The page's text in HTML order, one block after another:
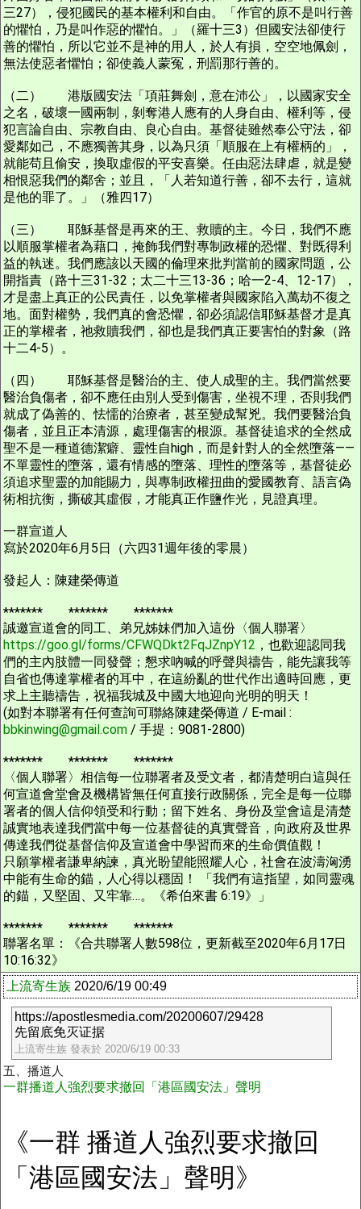
三27），侵犯國民的基本權利和自由。「作官的原不是叫行善
的懼怕，乃是叫作惡的懼怕。」（羅十三3）但國安法卻使行
善的懼怕，所以它並不是神的用人，於人有損，空空地佩劍，
無法使惡者懼怕；卻使義人蒙冤，刑罰那行善的。
（二） 港版國安法「項莊舞劍，意在沛公」，以國家安全
之名，破壞一國兩制，剝奪港人應有的人身自由、權利等，侵
犯言論自由、宗教自由、良心自由。基督徒雖然奉公守法，卻
愛鄰如己，不應獨善其身，以為只須「順服在上有權柄的」，
就能苟且偷安，換取虛假的平安喜樂。任由惡法肆虐，就是變
相恨惡我們的鄰舍；並且，「人若知道行善，卻不去行，這就
是他的罪了。」（雅四17）
（三） 耶穌基督是再來的王、救贖的主。今日，我們不應
以順服掌權者為藉口，掩飾我們對專制政權的恐懼、對既得利
益的執迷。我們應該以天國的倫理來批判當前的國家問題，公
開指責（路十三31-32；太二十三13-36；哈一2-4、12-17），
才是盡上真正的公民責任，以免掌權者與國家陷入萬劫不復之
地。面對權勢，我們真的會恐懼，卻必須認信耶穌基督才是真
正的掌權者，祂救贖我們，卻也是我們真正要害怕的對象（路
十二4-5）。
（四） 耶穌基督是醫治的主、使人成聖的主。我們當然要
醫治負傷者，卻不應任由別人受到傷害，坐視不理，否則我們
就成了偽善的、怯懦的治療者，甚至變成幫兇。我們要醫治負
傷者，並且正本清源，處理傷害的根源。基督徒追求的全然成
聖不是一種道德潔癖、靈性自high，而是針對人的全然墮落——
不單靈性的墮落，還有情感的墮落、理性的墮落等，基督徒必
須追求聖靈的加能賜力，與專制政權扭曲的愛國教育、語言偽
術相抗衡，撕破其虛假，才能真正作鹽作光，見證真理。
一群宣道人
寫於2020年6月5日（六四31週年後的零晨）
發起人：陳建榮傳道
******* ******* *******
誠邀宣道會的同工、弟兄姊妹們加入這份〈個人聯署〉
https://goo.gl/forms/CFWQDkt2FqJZnpY12 ，也歡迎認同我
們的主內肢體一同發聲；懇求吶喊的呼聲與禱告，能先讓我等
自省也傳達掌權者的耳中，在這紛亂的世代作出適時回應，更
求上主聽禱告，祝福我城及中國大地迎向光明的明天！
(如對本聯署有任何查詢可聯絡陳建榮傳道 / E-mail :
bbkinwing@gmail.com / 手提：9081-2800)
******* ******* *******
〈個人聯署〉相信每一位聯署者及受文者，都清楚明白這與任
何宣道會堂會及機構皆無任何直接行政關係，完全是每一位聯
署者的個人信仰領受和行動；留下姓名、身份及堂會這是清楚
誠實地表達我們當中每一位基督徒的真實聲音，向政府及世界
傳達我們從基督信仰及宣道會中學習而來的生命價值觀！
只願掌權者謙卑納諫，真光盼望能照耀人心，社會在波濤洶湧
中能有生命的錨，人心得以穩固！ 「我們有這指望，如同靈魂
的錨，又堅固、又牢靠…。《希伯來書 6:19》」
******* ******* *******
聯署名單：《合共聯署人數598位，更新截至2020年6月17日
10:16:32》
上流寄生族 2020/6/19 00:49
https://apostlesmedia.com/20200607/29428
先留底免灭证据
上流寄生族 發表於 2020/6/19 00:33
五、播道人
一群播道人強烈要求撤回「港區國安法」聲明
《一群 播道人強烈要求撤回
「港區國安法」聲明》